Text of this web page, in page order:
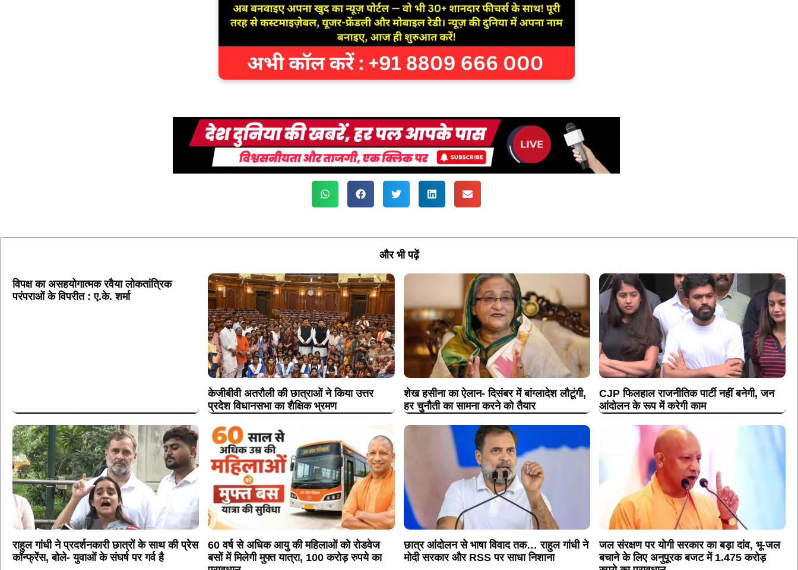
और भी पढ़ें
विपक्ष का असहयोगात्मक रवैया लोकतांत्रिक
परंपराओं के विपरीत : ए.के. शर्मा
केजीबीवी अतरौली की छात्राओं ने किया उत्तर
प्रदेश विधानसभा का शैक्षिक भ्रमण
शेख हसीना का ऐलान- दिसंबर में बांग्लादेश लौटूंगी,
हर चुनौती का सामना करने को तैयार
CJP फिलहाल राजनीतिक पार्टी नहीं बनेगी, जन
आंदोलन के रूप में करेगी काम
राहुल गांधी ने प्रदर्शनकारी छात्रों के साथ की प्रेस
कॉन्फ्रेंस, बोले- युवाओं के संघर्ष पर गर्व है
60 वर्ष से अधिक आयु की महिलाओं को रोडवेज
बसों में मिलेगी मुफ्त यात्रा, 100 करोड़ रुपये का
छात्र आंदोलन से भाषा विवाद तक… राहुल गांधी ने
मोदी सरकार और RSS पर साधा निशाना
जल संरक्षण पर योगी सरकार का बड़ा दांव, भू-जल
बचाने के लिए अनुपूरक बजट में 1.475 करोड़